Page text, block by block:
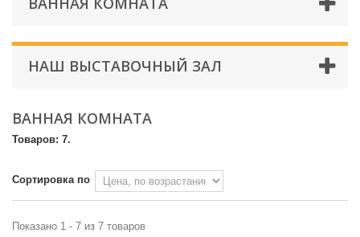
НАШ ВЫСТАВОЧНЫЙ ЗАЛ
ВАННАЯ КОМНАТА
Товаров: 7.
Сортировка по
Показано 1 - 7 из 7 товаров